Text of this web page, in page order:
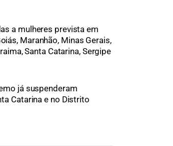
a mulheres prevista em
Maranhão, Minas Gerais,
Santa Catarina, Sergipe
já suspenderam
Catarina e no Distrito